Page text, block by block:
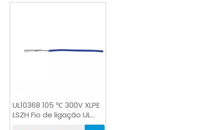
UL10368 105 ℃ 300V XLPE
LSZH Fio de ligação UL
retardante de chama